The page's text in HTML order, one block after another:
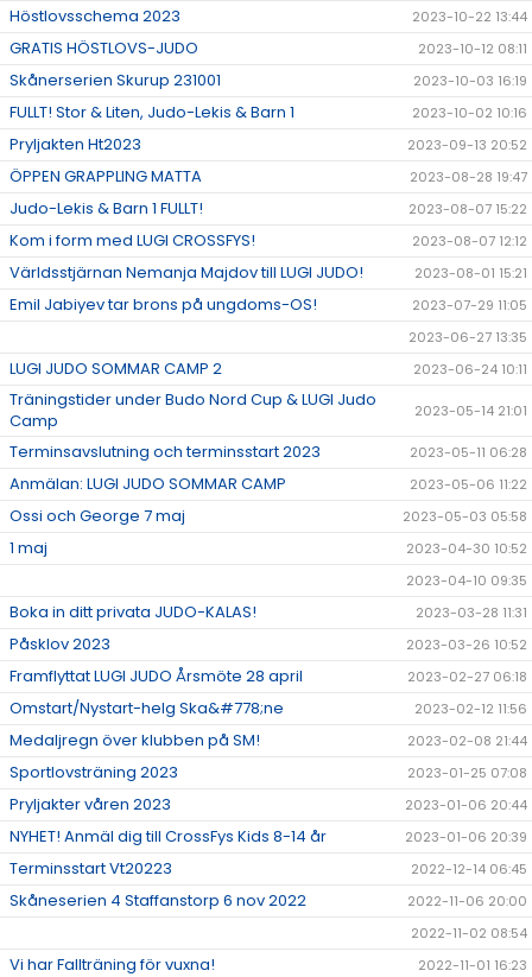
Höstlovsschema 2023 2023-10-22 13:44
GRATIS HÖSTLOVS-JUDO 2023-10-12 08:11
Skånerserien Skurup 231001 2023-10-03 16:19
FULLT! Stor & Liten, Judo-Lekis & Barn 1 2023-10-02 10:16
Pryljakten Ht2023 2023-09-13 20:52
ÖPPEN GRAPPLING MATTA 2023-08-28 19:47
Judo-Lekis & Barn 1 FULLT! 2023-08-07 15:22
Kom i form med LUGI CROSSFYS! 2023-08-07 12:12
Världsstjärnan Nemanja Majdov till LUGI JUDO! 2023-08-01 15:21
Emil Jabiyev tar brons på ungdoms-OS!
2023-07-29 11:05
2023-06-27 13:35
LUGI JUDO SOMMAR CAMP 2 2023-06-24 10:11
Träningstider under Budo Nord Cup & LUGI Judo
Camp
2023-05-14 21:01
Terminsavslutning och terminsstart 2023 2023-05-11 06:28
Anmälan: LUGI JUDO SOMMAR CAMP 2023-05-06 11:22
Ossi och George 7 maj 2023-05-03 05:58
1 maj
2023-04-30 10:52
2023-04-10 09:35
Boka in ditt privata JUDO-KALAS! 2023-03-28 11:31
Påsklov 2023 2023-03-26 10:52
Framflyttat LUGI JUDO Årsmöte 28 april 2023-02-27 06:18
Omstart/Nystart-helg Ska&#778;ne 2023-02-12 11:56
Medaljregn över klubben på SM! 2023-02-08 21:44
Sportlovsträning 2023 2023-01-25 07:08
Pryljakter våren 2023 2023-01-06 20:44
NYHET! Anmäl dig till CrossFys Kids 8-14 år 2023-01-06 20:39
Terminsstart Vt20223 2022-12-14 06:45
Skåneserien 4 Staffanstorp 6 nov 2022
2022-11-06 20:00
2022-11-02 08:54
Vi har Fallträning för vuxna! 2022-11-01 16:23